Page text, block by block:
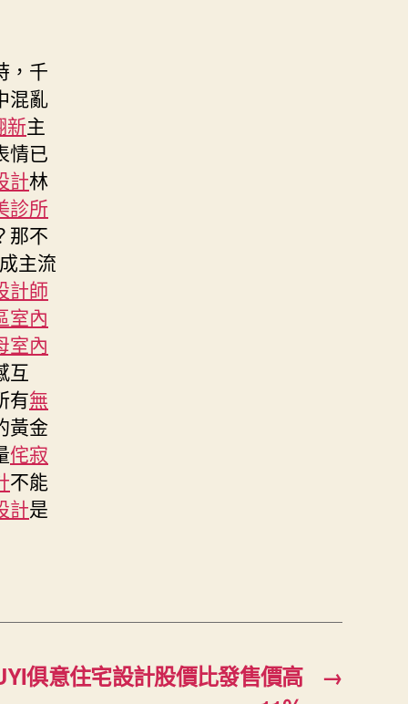
，千
混亂
新主
情已
計林
診所
那不
主流
計師
室內
室內
互
有無
黃金
侘寂
不能
計是
→
俱意住宅設計股價比發售價高